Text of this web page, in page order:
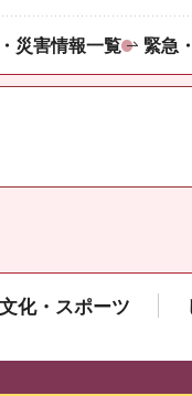
災害情報一覧 緊急
化・スポーツ